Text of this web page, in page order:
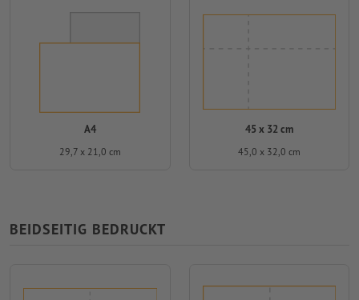
A4
29,7 x 21,0 cm
45 x 32 cm
45,0 x 32,0 cm
BEIDSEITIG BEDRUCKT